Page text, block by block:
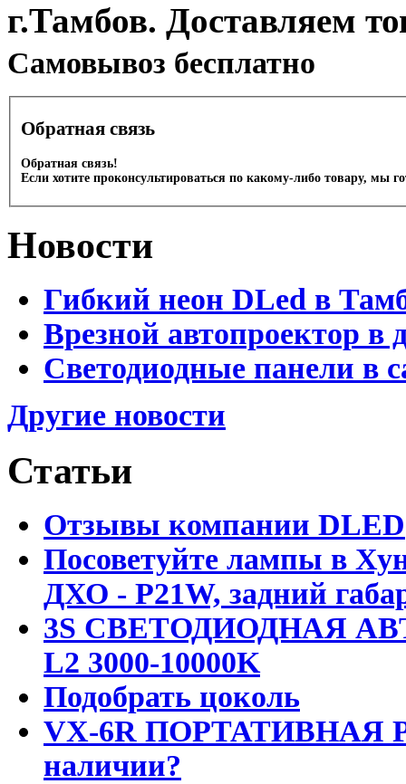
г.Тамбов. Доставляем
Cамовывоз бесплатно
Обратная связь
Обратная связь!
Если хотите проконсультироваться по какому-либо товару, мы
Новости
Гибкий неон DLed в
Врезной автопроектор в
Светодиодные панели в
Другие новости
Статьи
Отзывы компании DLED
Посоветуйте лампы в
ДХО - P21W, задний
3S СВЕТОДИОДНАЯ
L2 3000-10000K
Подобрать цоколь
VX-6R ПОРТАТИВНАЯ
наличии?